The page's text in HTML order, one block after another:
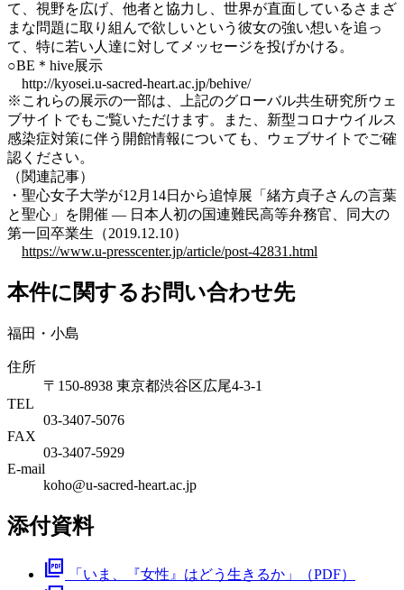
て、視野を広げ、他者と協力し、世界が直面しているさまざ
まな問題に取り組んで欲しいという彼女の強い想いを追っ
て、特に若い人達に対してメッセージを投げかける。
○BE＊hive展示
http://kyosei.u-sacred-heart.ac.jp/behive/
※これらの展示の一部は、上記のグローバル共生研究所ウェ
ブサイトでもご覧いただけます。また、新型コロナウイルス
感染症対策に伴う開館情報についても、ウェブサイトでご確
認ください。
（関連記事）
・聖心女子大学が12月14日から追悼展「緒方貞子さんの言葉
と聖心」を開催 — 日本人初の国連難民高等弁務官、同大の
第一回卒業生（2019.12.10）
https://www.u-presscenter.jp/article/post-42831.html
本件に関するお問い合わせ先
福田・小島
住所
〒150-8938 東京都渋谷区広尾4-3-1
TEL
03-3407-5076
FAX
03-3407-5929
E-mail
koho@u-sacred-heart.ac.jp
添付資料
picture_as_pdf 「いま、『女性』はどう生きるか」（PDF）